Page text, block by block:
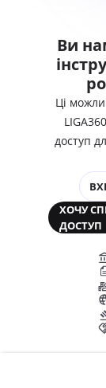
Ви
Ці
доступ
ХОЧУ
ДОСТУП